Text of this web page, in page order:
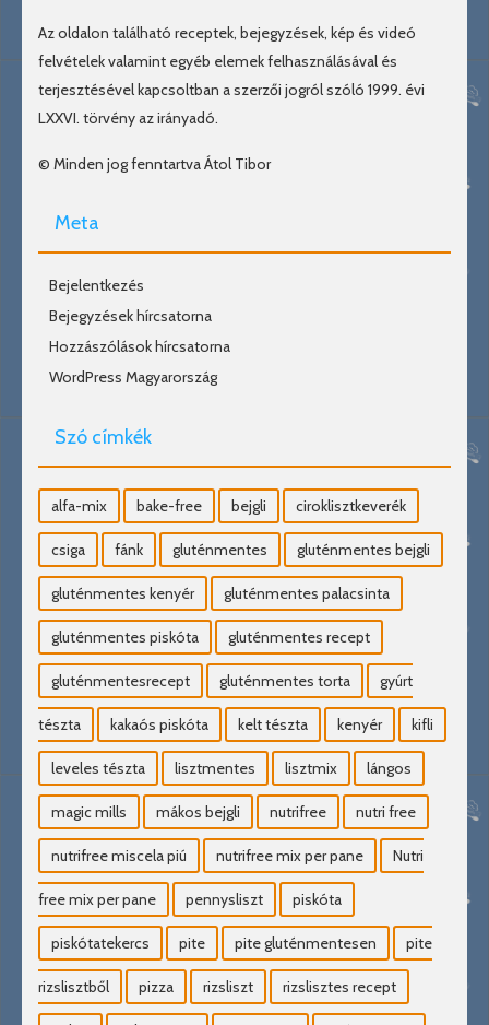
Az oldalon található receptek, bejegyzések, kép és videó
felvételek valamint egyéb elemek felhasználásával és
terjesztésével kapcsoltban a szerzői jogról szóló 1999. évi
LXXVI. törvény az irányadó.
© Minden jog fenntartva Átol Tibor
Meta
Bejelentkezés
Bejegyzések hírcsatorna
Hozzászólások hírcsatorna
WordPress Magyarország
Szó címkék
alfa-mix bake-free bejgli ciroklisztkeverék
csiga fánk gluténmentes gluténmentes bejgli
gluténmentes kenyér gluténmentes palacsinta
gluténmentes piskóta gluténmentes recept
gluténmentesrecept gluténmentes torta gyúrt
tészta kakaós piskóta kelt tészta kenyér kifli
leveles tészta lisztmentes lisztmix lángos
magic mills mákos bejgli nutrifree nutri free
nutrifree miscela piú nutrifree mix per pane Nutri
free mix per pane pennysliszt piskóta
piskótatekercs pite pite gluténmentesen pite
rizslisztből pizza rizsliszt rizslisztes recept